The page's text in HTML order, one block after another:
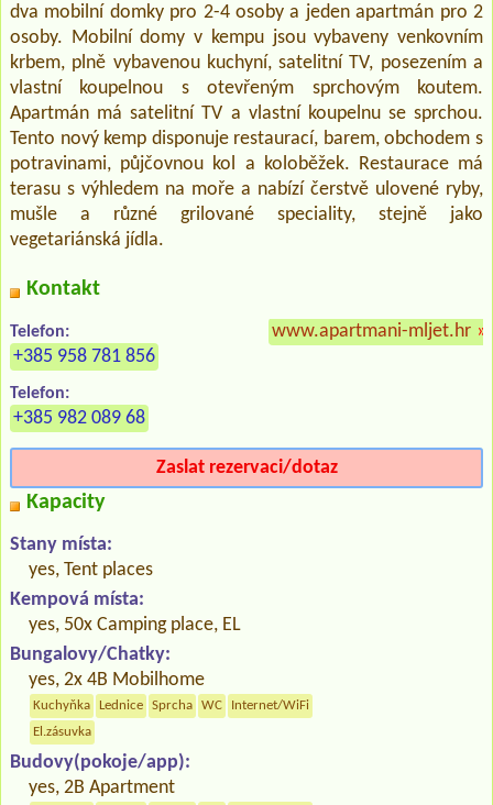
dva mobilní domky pro 2-4 osoby a jeden apartmán pro 2
osoby. Mobilní domy v kempu jsou vybaveny venkovním
krbem, plně vybavenou kuchyní, satelitní TV, posezením a
vlastní koupelnou s otevřeným sprchovým koutem.
Apartmán má satelitní TV a vlastní koupelnu se sprchou.
Tento nový kemp disponuje restaurací, barem, obchodem s
potravinami, půjčovnou kol a koloběžek. Restaurace má
terasu s výhledem na moře a nabízí čerstvě ulovené ryby,
mušle a různé grilované speciality, stejně jako
vegetariánská jídla.
Kontakt
Telefon:
+385 958 781 856
Telefon:
+385 982 089 68
www.apartmani-mljet.hr »
Zaslat rezervaci/dotaz
Kapacity
Stany místa:
yes, Tent places
Kempová místa:
yes, 50x Camping place, EL
Bungalovy/Chatky:
yes, 2x 4B Mobilhome
Kuchyňka Lednice Sprcha WC
Internet/WiFi
El.zásuvka
Budovy(pokoje/app):
yes, 2B Apartment